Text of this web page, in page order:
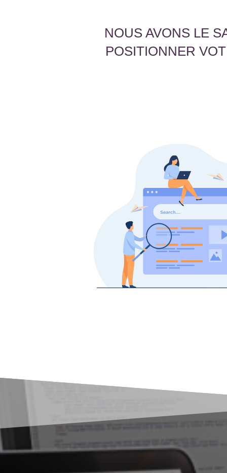
NOUS AVONS LE
POSITIONNER